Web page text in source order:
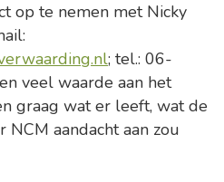
op te nemen met Nicky
; tel.: 06-
veel waarde aan het
graag wat er leeft, wat de
aandacht aan zou